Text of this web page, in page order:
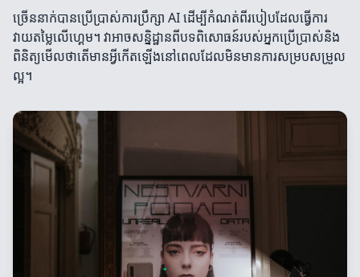
ច្រើននាក់បានប្រើប្រាស់ការប្រឹក្សា AI ដើម្បីកំណត់ពីរបៀបដែលធ្វើការ
វាយតម្លៃលើហ្គេម។ វាអាចសន្និដ្ឋានពីបទពិសោធន៍របស់អ្នកប្រើប្រាស់និង
ពិនិត្យមើលថាតើមានអ្វីកើតឡើងនៅពេលដែលមិនមានការសម្របសម្រួល
ល្អ។